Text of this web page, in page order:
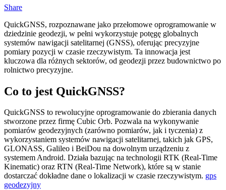
Share
QuickGNSS, rozpoznawane jako przełomowe oprogramowanie w
dziedzinie geodezji, w pełni wykorzystuje potęgę globalnych
systemów nawigacji satelitarnej (GNSS), oferując precyzyjne
pomiary pozycji w czasie rzeczywistym. Ta innowacja jest
kluczowa dla różnych sektorów, od geodezji przez budownictwo po
rolnictwo precyzyjne.
Co to jest QuickGNSS?
QuickGNSS to rewolucyjne oprogramowanie do zbierania danych
stworzone przez firmę Cubic Orb. Pozwala na wykonywanie
pomiarów geodezyjnych (zarówno pomiarów, jak i tyczenia) z
wykorzystaniem systemów nawigacji satelitarnej, takich jak GPS,
GLONASS, Galileo i BeiDou na dowolnym urządzeniu z
systemem Android. Działa bazując na technologii RTK (Real-Time
Kinematic) oraz RTN (Real-Time Network), które są w stanie
dostarczać dokładne dane o lokalizacji w czasie rzeczywistym. gps
geodezyjny